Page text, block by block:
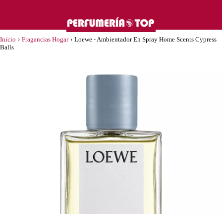
Inicio › Fragancias Hogar › Loewe - Ambientador En Spray Home Scents Cypress
Balls